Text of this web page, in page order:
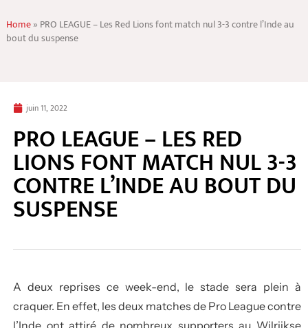
Home» PRO LEAGUE – Les Red Lions font match nul 3-3 contre l’Inde au
bout du suspense
juin 11, 2022
PRO LEAGUE – LES RED
LIONS FONT MATCH NUL 3-3
CONTRE L’INDE AU BOUT DU
SUSPENSE
A deux reprises ce week-end, le stade sera plein à
craquer. En effet, les deux matches de Pro League contre
l’Inde ont attiré de nombreux supporters au Wilrijkse